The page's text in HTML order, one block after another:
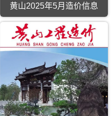
黄山2025年5月造价信息